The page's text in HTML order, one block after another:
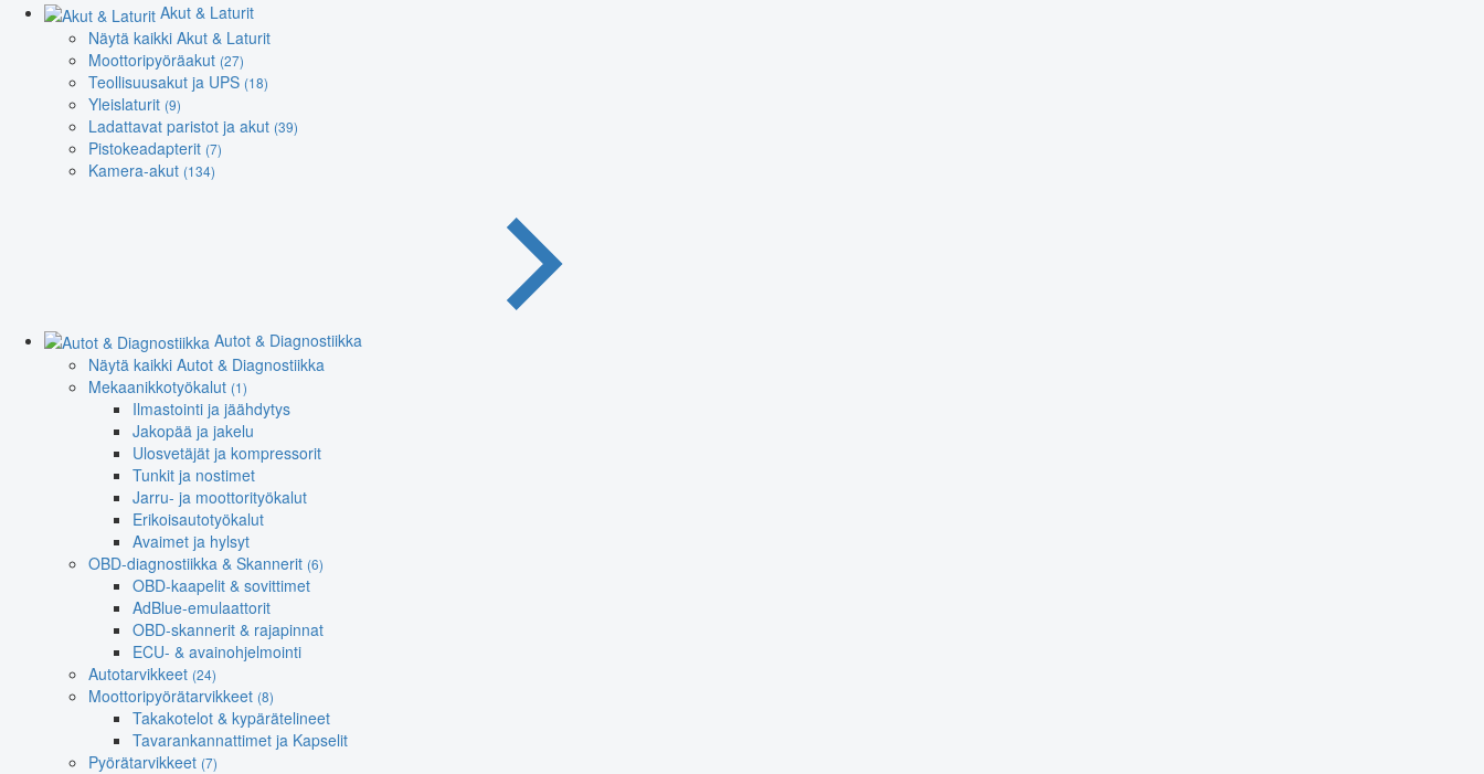
Akut & Laturit
Näytä kaikki Akut & Laturit
Moottoripyöräakut (27)
Teollisuusakut ja UPS (18)
Yleislaturit (9)
Ladattavat paristot ja akut (39)
Pistokeadapterit (7)
Kamera-akut (134)
Autot & Diagnostiikka
Näytä kaikki Autot & Diagnostiikka
Mekaanikkotyökalut (1)
Ilmastointi ja jäähdytys
Jakopää ja jakelu
Ulosvetäjät ja kompressorit
Tunkit ja nostimet
Jarru- ja moottorityökalut
Erikoisautotyökalut
Avaimet ja hylsyt
OBD-diagnostiikka & Skannerit (6)
OBD-kaapelit & sovittimet
AdBlue-emulaattorit
OBD-skannerit & rajapinnat
ECU- & avainohjelmointi
Autotarvikkeet (24)
Moottoripyörätarvikkeet (8)
Takakotelot & kypärätelineet
Tavarankannattimet ja Kapselit
Pyörätarvikkeet (7)